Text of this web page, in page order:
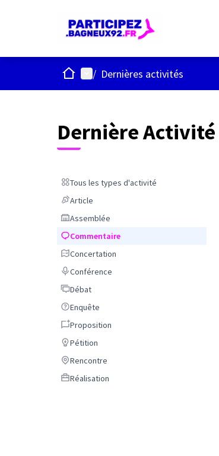
ACCUEILMenu principal
/ Dernières activités
Dernière Activité
Tous les types d'activité
Tous les types d'activité
ArticleArticle
Assemblée
Assemblée
Commentaire
Commentaire
Concertation
Concertation
Conférence
Conférence
DébatDébat
Enquête
Enquête
Proposition
Proposition
Pétition
Pétition
Rencontre
Rencontre
Réalisation
Réalisation